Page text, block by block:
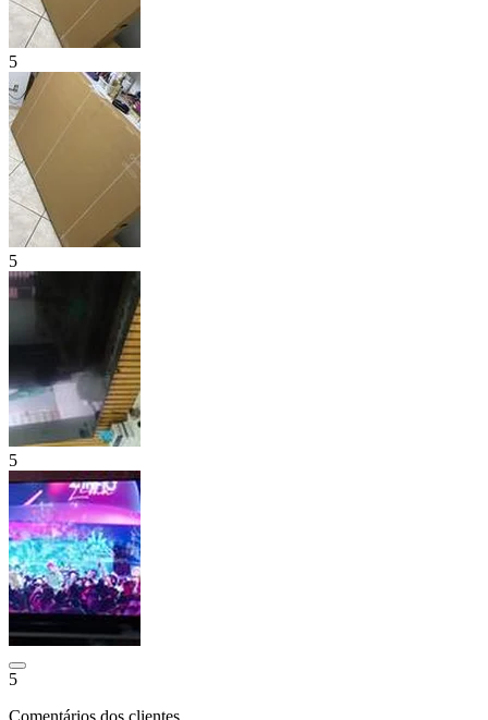
5
5
5
5
Comentários dos clientes